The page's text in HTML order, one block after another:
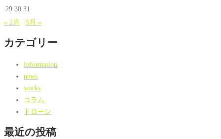
29 30 31
« 2月
5月 »
カテゴリー
Information
news
works
コラム
ドローン
最近の投稿